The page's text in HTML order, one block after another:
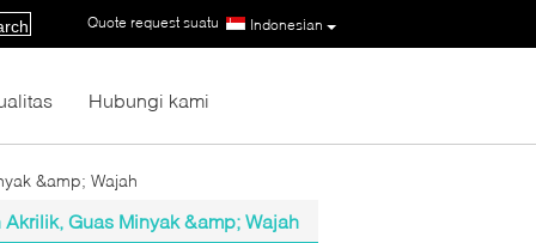
Indonesian
Quote request suatu |
Hubungi kami
&amp; Wajah
Guas Minyak &amp; Wajah